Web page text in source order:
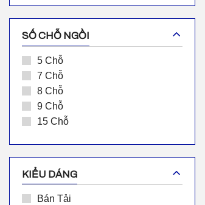
SỐ CHỖ NGỒI
5 Chỗ
7 Chỗ
8 Chỗ
9 Chỗ
15 Chỗ
KIỂU DÁNG
Bán Tải